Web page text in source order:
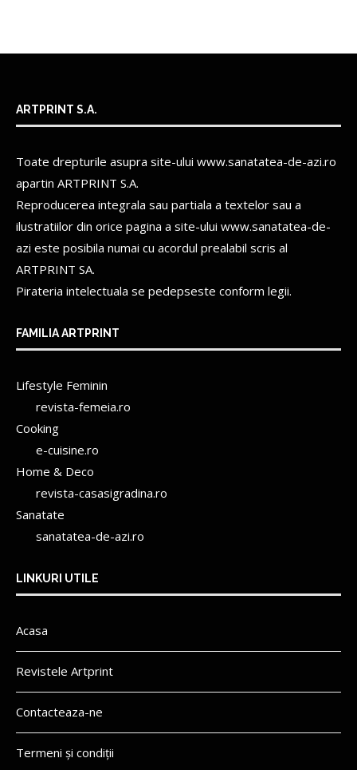
ARTPRINT S.A.
Toate drepturile asupra site-ului www.sanatatea-de-azi.ro
apartin ARTPRINT S.A.
Reproducerea integrala sau partiala a textelor sau a
ilustratiilor din orice pagina a site-ului www.sanatatea-de-
azi este posibila numai cu acordul prealabil scris al
ARTPRINT SA.
Pirateria intelectuala se pedepseste conform legii.
FAMILIA ARTPRINT
Lifestyle Feminin
revista-femeia.ro
Cooking
e-cuisine.ro
Home & Deco
revista-casasigradina.ro
Sanatate
sanatatea-de-azi.ro
LINKURI UTILE
Acasa
Revistele Artprint
Contacteaza-ne
Termeni și condiții